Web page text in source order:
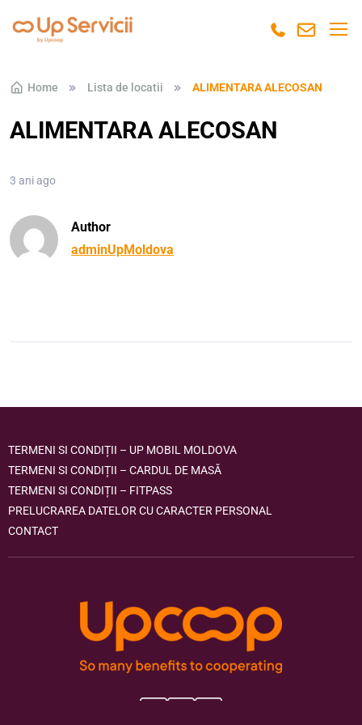
Skip to navigation
Skip to content
Home Lista de locatii ALIMENTARA ALECOSAN
ALIMENTARA ALECOSAN
3 ani ago
Author
adminUpMoldova
TERMENI SI CONDIȚII – UP MOBIL MOLDOVA
TERMENI SI CONDIȚII – CARDUL DE MASĂ
TERMENI SI CONDIȚII – FITPASS
PRELUCRAREA DATELOR CU CARACTER PERSONAL
CONTACT